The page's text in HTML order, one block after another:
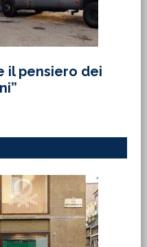
il pensiero dei